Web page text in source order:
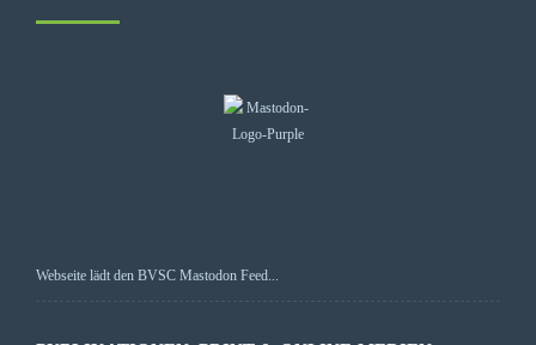
Webseite lädt den BVSC Mastodon Feed...